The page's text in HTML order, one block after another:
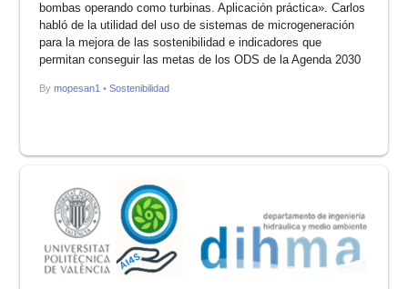
bombas operando como turbinas. Aplicación práctica». Carlos
habló de la utilidad del uso de sistemas de microgeneración
para la mejora de las sostenibilidad e indicadores que
permitan conseguir las metas de los ODS de la Agenda 2030
By mopesan1 • Sostenibilidad